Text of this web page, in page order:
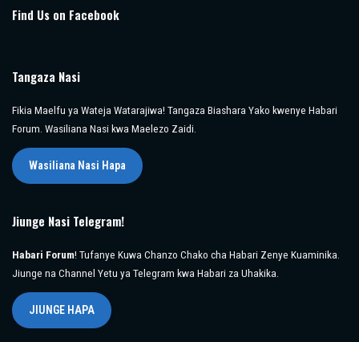
Find Us on Facebook
Tangaza Nasi
Fikia Maelfu ya Wateja Watarajiwa! Tangaza Biashara Yako kwenye Habari
Forum. Wasiliana Nasi kwa Maelezo Zaidi.
Wasiliana Nasi Hapa
Jiunge Nasi Telegram!
Habari Forum! Tufanye Kuwa Chanzo Chako cha Habari Zenye Kuaminika.
Jiunge na Channel Yetu ya Telegram kwa Habari za Uhakika.
JIUNGE HAPA